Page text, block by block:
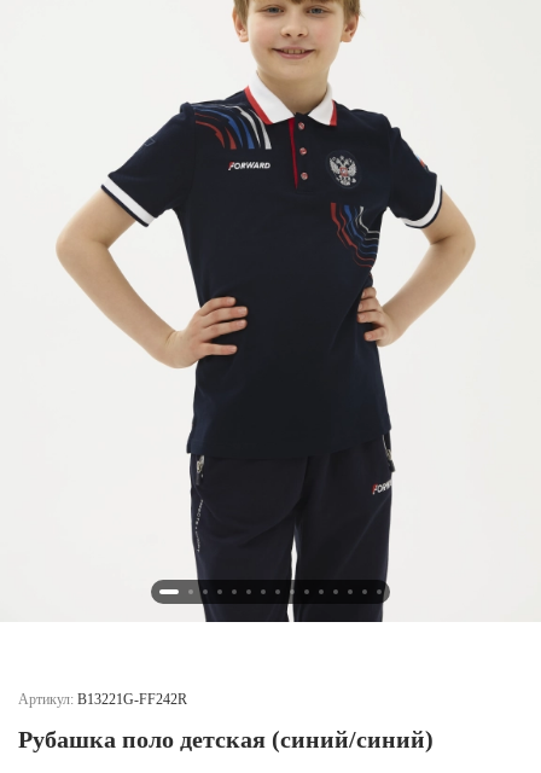
Нижегородская область (1)
Новосибирская область (3)
Омская область (5)
Республика Башкортостан (3)
Республика Крым (1)
Республика Татарстан (2)
Ростовская область (2)
Самарская область (1)
Тюменская область (3)
Артикул: B13221G-FF242R
Рубашка поло детская (синий/синий)